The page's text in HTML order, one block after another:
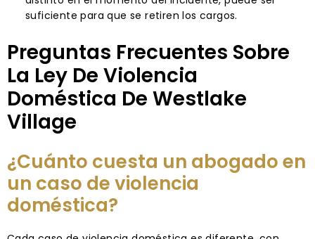
suficiente para que se retiren los cargos.
Preguntas Frecuentes Sobre
La Ley De Violencia
Doméstica De Westlake
Village
¿Cuánto cuesta un abogado en
un caso de violencia
doméstica?